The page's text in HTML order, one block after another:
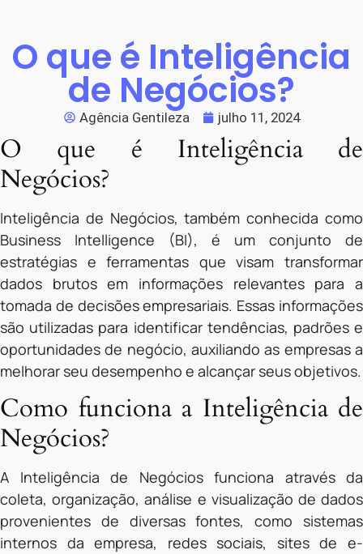
O que é Inteligência
de Negócios?
Agência Gentileza julho 11, 2024
O que é Inteligência de
Negócios?
Inteligência de Negócios, também conhecida como
Business Intelligence (BI), é um conjunto de
estratégias e ferramentas que visam transformar
dados brutos em informações relevantes para a
tomada de decisões empresariais. Essas informações
são utilizadas para identificar tendências, padrões e
oportunidades de negócio, auxiliando as empresas a
melhorar seu desempenho e alcançar seus objetivos.
Como funciona a Inteligência de
Negócios?
A Inteligência de Negócios funciona através da
coleta, organização, análise e visualização de dados
provenientes de diversas fontes, como sistemas
internos da empresa, redes sociais, sites de e-